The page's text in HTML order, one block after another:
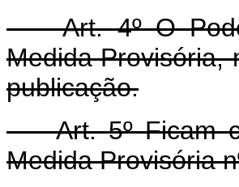
Art. 4º O Poder
Medida Provisória,
publicação.
Art. 5º Ficam
Medida Provisória